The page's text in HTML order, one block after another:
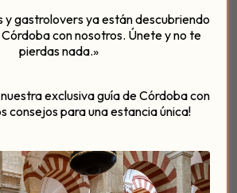
de Córdoba
del Hotel
para tu Bienestar
el Umbral (Podcast)
y gastrolovers ya están descubriendo
con nosotros. Únete y no te
pierdas nada.»
exclusiva guía de Córdoba con
consejos para una estancia única!